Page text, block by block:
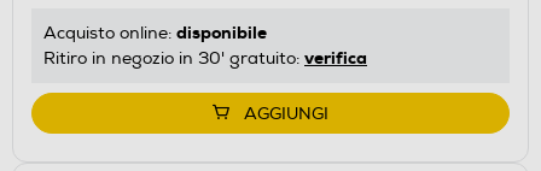
energetico
Youreko.
Acquisto online: disponibile
Ritiro in negozio in 30' gratuito: verifica
AGGIUNGI